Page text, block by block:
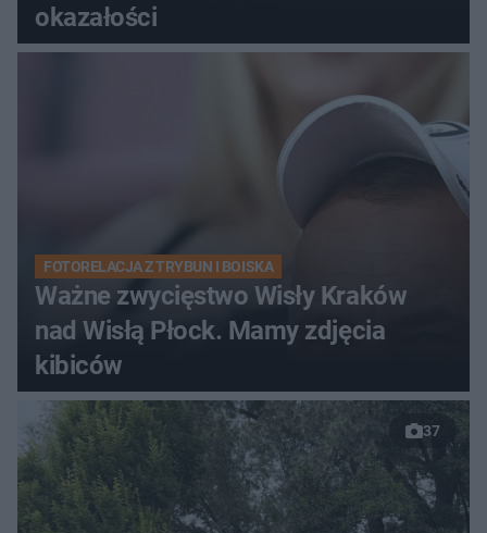
okazałości
FOTORELACJA Z TRYBUN I BOISKA
Ważne zwycięstwo Wisły Kraków
nad Wisłą Płock. Mamy zdjęcia
kibiców
37